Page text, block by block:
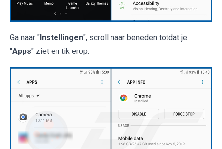
Ga naar " Instellingen", scroll naar beneden totdat je
"Apps" ziet en tik erop.